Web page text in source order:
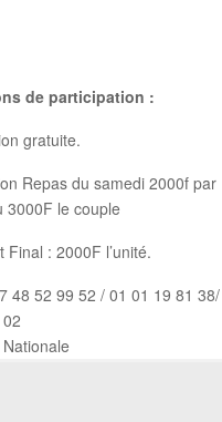
de participation :
gratuite.
Repas du samedi 2000f par
3000F le couple
: 2000F l’unité.
48 52 99 52 / 01 01 19 81 38/